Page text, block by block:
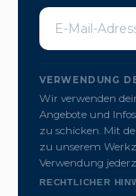
VERWENDUNG
Wir verwenden
Angebote und
zu schicken. Mit
zu unserem
Verwendung
RECHTLICHER